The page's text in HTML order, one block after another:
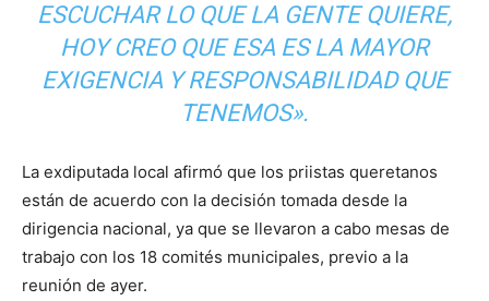
ESCUCHAR LO QUE LA GENTE QUIERE,
HOY CREO QUE ESA ES LA MAYOR
EXIGENCIA Y RESPONSABILIDAD QUE
TENEMOS».
La exdiputada local afirmó que los priistas queretanos
están de acuerdo con la decisión tomada desde la
dirigencia nacional, ya que se llevaron a cabo mesas de
trabajo con los 18 comités municipales, previo a la
reunión de ayer.